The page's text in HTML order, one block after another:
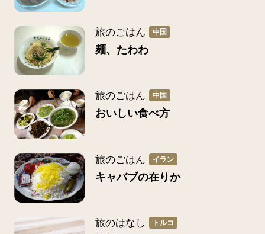
旅のごはん 中国
麺、たわわ
旅のごはん 中国
おいしい食べ方
旅のごはん イラン
キャバブの在りか
旅のはなし トルコ